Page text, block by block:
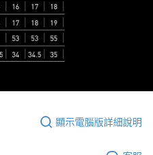
顯示電腦版詳細說明